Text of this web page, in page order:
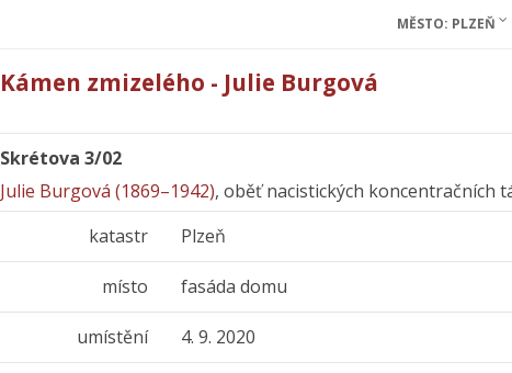
MĚSTO: PLZEŇ
Kámen zmizelého - Julie Burgová
Skrétova 3/02
Julie Burgová (1869–1942), oběť nacistických koncentračních
katastr
Plzeň
místo fasáda domu
umístění 4. 9. 2020